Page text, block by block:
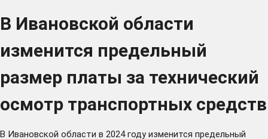
В Ивановской области
изменится предельный
размер платы за технический
осмотр транспортных средств
В Ивановской области в 2024 году изменится предельный